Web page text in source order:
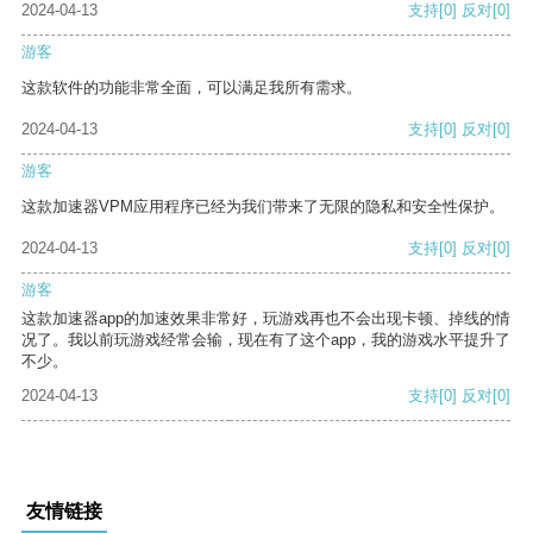
2024-04-13
支持[0] 反对[0]
游客
这款软件的功能非常全面，可以满足我所有需求。
2024-04-13 支持[0] 反对[0]
游客
这款加速器VPM应用程序已经为我们带来了无限的隐私和安全性保护。
2024-04-13 支持[0] 反对[0]
游客
这款加速器app的加速效果非常好，玩游戏再也不会出现卡顿、掉线的情
况了。我以前玩游戏经常会输，现在有了这个app，我的游戏水平提升了
不少。
2024-04-13
支持[0] 反对[0]
友情链接